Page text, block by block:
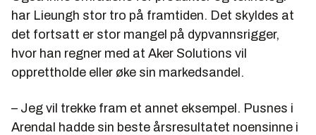
har Lieungh stor tro på framtiden. Det skyldes at
det fortsatt er stor mangel på dypvannsrigger,
hvor han regner med at Aker Solutions vil
opprettholde eller øke sin markedsandel.
– Jeg vil trekke fram et annet eksempel. Pusnes i
Arendal hadde sin beste årsresultatet noensinne i